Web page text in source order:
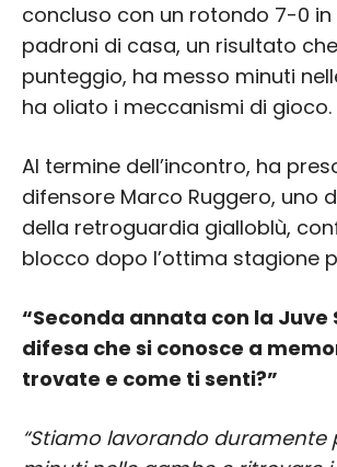
concluso con un rotondo 7-0
padroni di casa, un risultato
punteggio, ha messo minuti
ha oliato i meccanismi di gioco.
Al termine dell’incontro, ha
difensore Marco Ruggero, uno
della retroguardia gialloblù,
blocco dopo l’ottima stagione
“Seconda annata con la Juve
difesa che si conosce a
trovate e come ti senti?”
“Stiamo lavorando duramente